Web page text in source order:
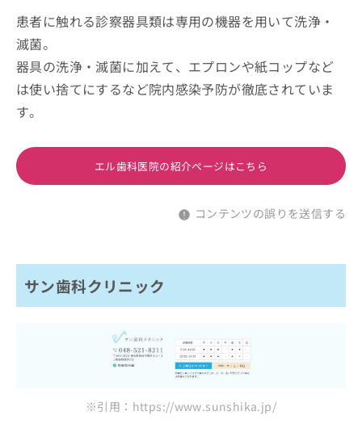
患者に触れる診察器具類は専用の機器を用いて洗浄・
滅菌。
器具の洗浄・滅菌に加えて、エプロンや紙コップなど
は使い捨てにするなど院内感染予防が徹底されていま
す。
エル歯科医院の紹介ページはこちら
コンテンツの誤りを送信する
サン歯科クリニック
※引用：https://www.sunshika.jp/